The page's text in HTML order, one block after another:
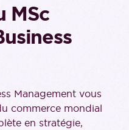
MSc
Management vous
commerce mondial
en stratégie,